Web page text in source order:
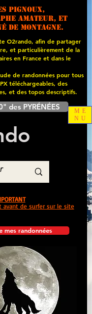
PIGNOUX,
amateur, et
de montagne.
O2rando, afin de partager
et particulièrement de la
en France et dans le
de randonnées pour tous
téléchargeables, des
et des topos descriptifs.
des PYRÉNÉES
mes randonnées
avant de surfer sur le site
ME
NU